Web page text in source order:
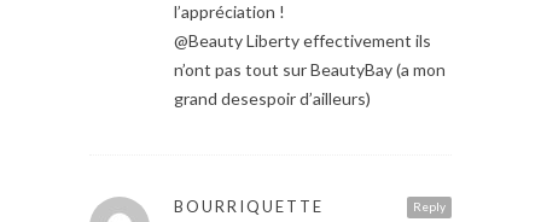
l’appréciation !
@Beauty Liberty effectivement ils
n’ont pas tout sur BeautyBay (a mon
grand desespoir d’ailleurs)
Reply
BOURRIQUETTE